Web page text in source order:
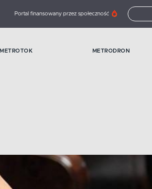
Portal finansowany przez społeczność
METROTOK METRODRON